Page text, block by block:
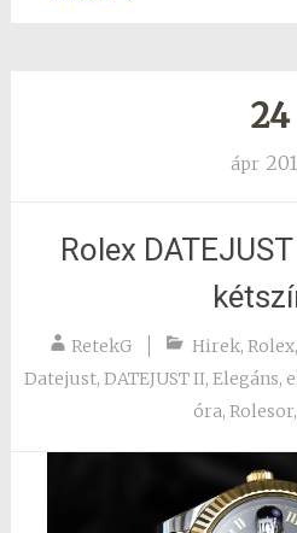
24
ápr
Rolex
RetekG Hirek,Rolex
Datejust, DATEJUST II, Elegáns,
óra, Rolesor,